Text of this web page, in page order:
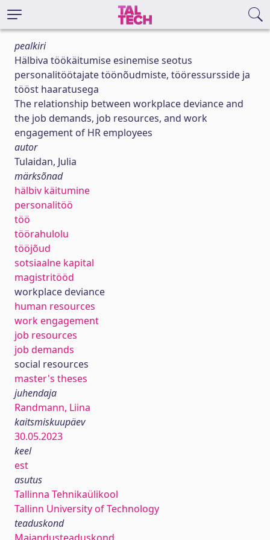
pealkiri
Hälbiva töökäitumise esinemise seotus
personalitöötajate töönõudmiste, tööressursside ja
tööst haaratusega
The relationship between workplace deviance and
the job demands, job resources, and work
engagement of HR employees
autor
Tulaidan, Julia
märksõnad
hälbiv käitumine
personalitöö
töö
töörahulolu
tööjõud
sotsiaalne kapital
magistritööd
workplace deviance
human resources
work engagement
job resources
job demands
social resources
master's theses
juhendaja
Randmann, Liina
kaitsmiskuupäev
30.05.2023
keel
est
asutus
Tallinna Tehnikaülikool
Tallinn University of Technology
teaduskond